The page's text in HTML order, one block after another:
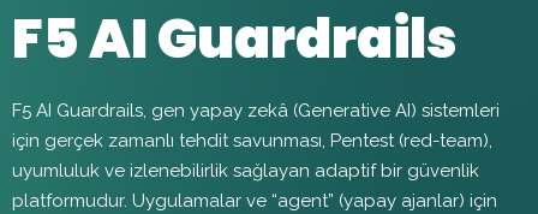
F5 AI Guardrails
F5 AI Guardrails, gen yapay zekâ (Generative AI) sistemleri
için gerçek zamanlı tehdit savunması, Pentest (red-team),
uyumluluk ve izlenebilirlik sağlayan adaptif bir güvenlik
platformudur. Uygulamalar ve “agent” (yapay ajanlar) için